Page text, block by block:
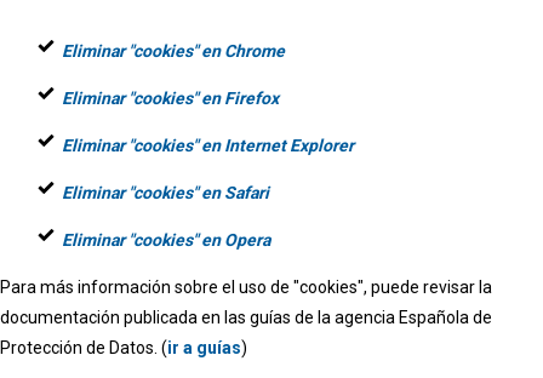
Eliminar "cookies" en Chrome
Eliminar "cookies" en Firefox
Eliminar "cookies" en Internet Explorer
Eliminar "cookies" en Safari
Eliminar "cookies" en Opera
Para más información sobre el uso de "cookies", puede revisar la
documentación publicada en las guías de la agencia Española de
Protección de Datos. (ir a guías)